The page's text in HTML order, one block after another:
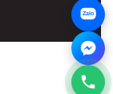
Zalo